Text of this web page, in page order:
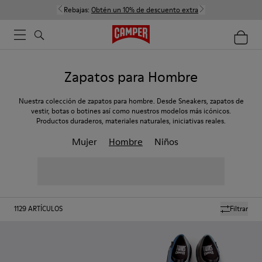
Rebajas: Obtén un 10% de descuento extra
Zapatos para Hombre
Nuestra colección de zapatos para hombre. Desde Sneakers, zapatos de
vestir, botas o botines así como nuestros modelos más icónicos.
Productos duraderos, materiales naturales, iniciativas reales.
Mujer Hombre Niños
Filtrar
1129ARTÍCULOS